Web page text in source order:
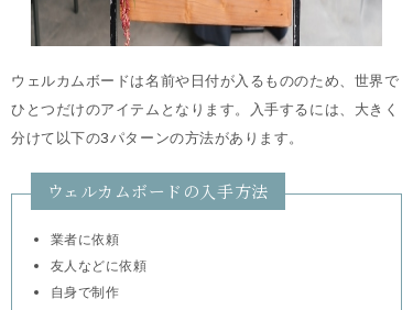
ウェルカムボードは名前や日付が入るもののため、世界で
ひとつだけのアイテムとなります。入手するには、大きく
分けて以下の3パターンの方法があります。
ウェルカムボードの入手方法
業者に依頼
友人などに依頼
自身で制作